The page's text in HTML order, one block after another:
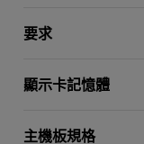
要求
顯示卡記憶體
主機板規格